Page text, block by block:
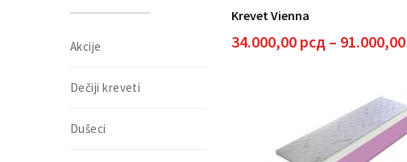
Krevet Vienna
34.000,00 рсд – 91.000,00
Akcije
Dečiji kreveti
Dušeci